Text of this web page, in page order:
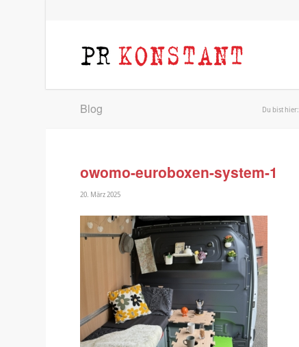
Blog Du bist hier:
owomo-euroboxen-system-1
20. März 2025